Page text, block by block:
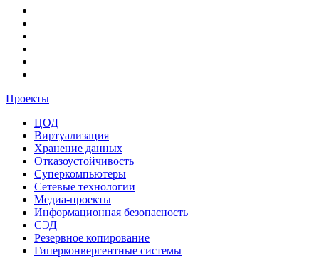
Проекты
ЦОД
Виртуализация
Хранение данных
Отказоустойчивость
Суперкомпьютеры
Сетевые технологии
Медиа-проекты
Информационная безопасность
СЭД
Резервное копирование
Гиперконвергентные системы